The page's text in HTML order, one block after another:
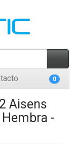
0
Aisens
-